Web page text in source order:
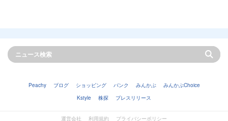
Peachy ブログ ショッピング バンク みんかぶ
みんかぶChoice
Kstyle
株探 プレスリリース
運営会社 利用規約 プライバシーポリシー